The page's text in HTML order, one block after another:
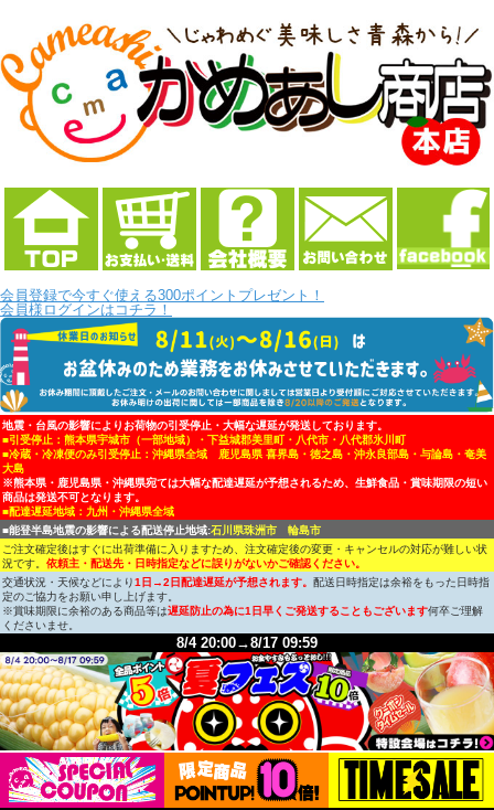
会員登録で今すぐ使える300ポイントプレゼント！
会員様ログインはコチラ！
地震・台風の影響によりお荷物の引受停止・大幅な遅延が発送しております。
■引受停止：熊本県宇城市（一部地域）・下益城郡美里町・八代市・八代郡氷川町
■冷蔵・冷凍便のみ引受停止：沖縄県全域 鹿児島県 喜界島・徳之島・沖永良部島・与論島・奄美
大島
※熊本県・鹿児島県・沖縄県宛ては大幅な配達遅延が予想されるため、生鮮食品・賞味期限の短い
商品は発送不可となります。
■配達遅延地域：九州・沖縄県全域
■能登半島地震の影響による配送停止地域:石川県珠洲市 輪島市
ご注文確定後はすぐに出荷準備に入りますため、注文確定後の変更・キャンセルの対応が難しい状
況です。 依頼主・配送先・日時指定などに誤りがないかご確認ください。
交通状況・天候などにより1日→2日配達遅延が予想されます。 配送日時指定は余裕をもった日時指
定のご協力をお願い申し上げます。
※賞味期限に余裕のある商品等は遅延防止の為に1日早くご発送することもございます何卒ご理解
くださいませ。
8/4 20:00→8/17 09:59